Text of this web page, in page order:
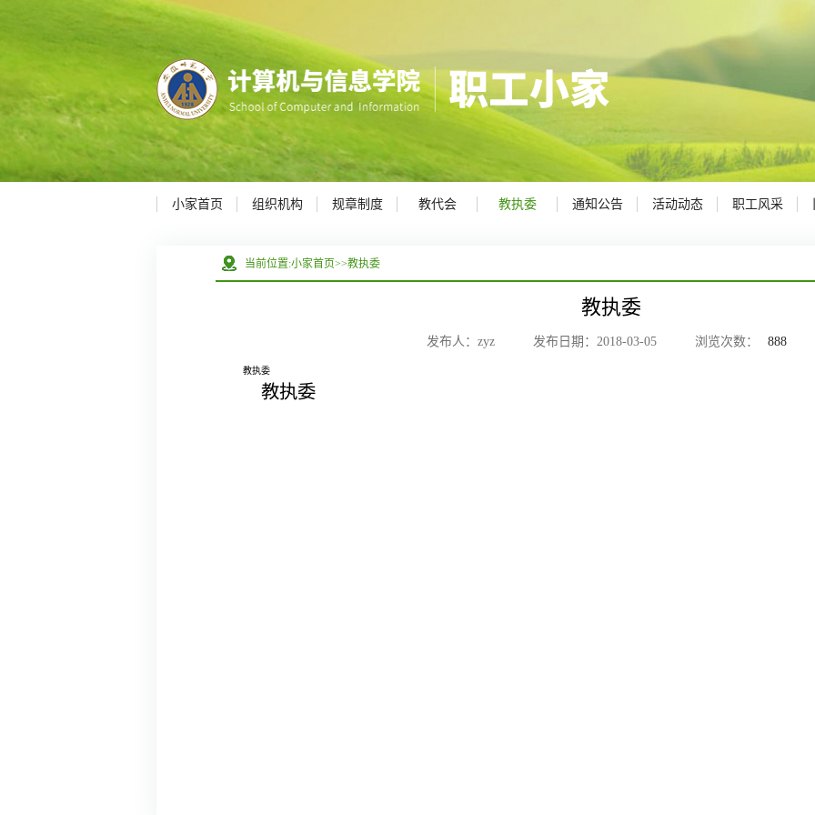
小家首页 组织机构 规章制度 教代会 教执委 通知公告 活动动态 职工风采
当前位置:小家首页>>教执委
教执委
发布人：zyz 发布日期：2018-03-05 浏览次数： 888
教执委
教执委